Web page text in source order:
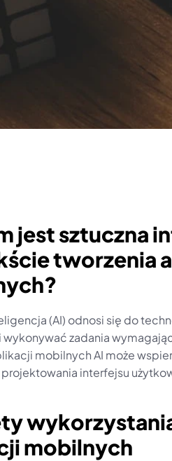
jest sztuczna
tworzenia
(AI) odnosi się do
zadania
mobilnych AI może
interfejsu
mobilnych